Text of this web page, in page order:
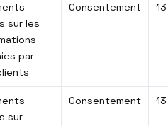
sur les
par
Consentement
sur
Consentement